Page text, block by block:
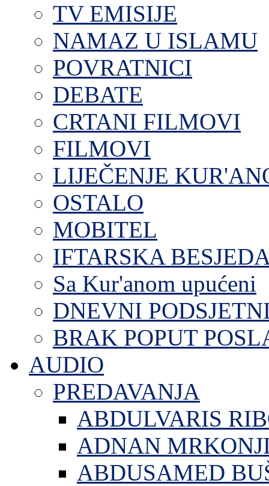
TV EMISIJE
NAMAZ U ISLAMU
POVRATNICI
DEBATE
CRTANI FILMOVI
FILMOVI
LIJEČENJE
OSTALO
MOBITEL
IFTARSKA
Sa Kur'anom upućeni
DNEVNI
BRAK POPUT
AUDIO
PREDAVANJA
ABDULVARIS
ADNAN
ABDUSAMED